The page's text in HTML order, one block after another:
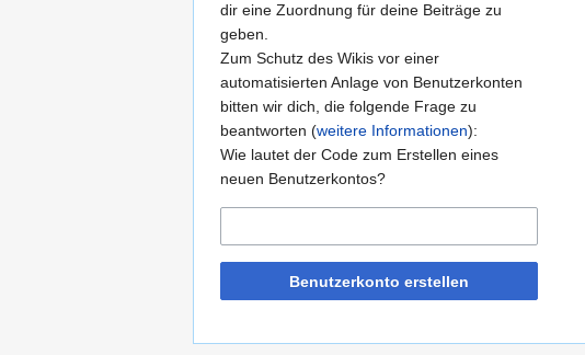
dir eine Zuordnung für deine Beiträge zu
geben.
Zum Schutz des Wikis vor einer
automatisierten Anlage von Benutzerkonten
bitten wir dich, die folgende Frage zu
beantworten (weitere Informationen):
Wie lautet der Code zum Erstellen eines
neuen Benutzerkontos?
Benutzerkonto erstellen